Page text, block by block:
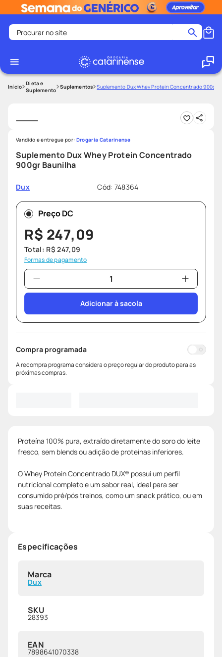
Procurar no site
1
2 º
medley
7º
protetor solar
10
º teste gravidez
Dieta e
Suplemento Suplementos Suplemento Dux Whey Protein Concentrado 900gr
Suplemento Dux Whey Protein Concentrado
900gr Baunilha
Dux Cód: 748364
Vendido e entregue por: Drogaria Catarinense
Preço DC
R$ 247,09
Total: R$ 247,09
Formas de pagamento
Adicionar à sacola
Compra programada
A recompra programa considera o preço regular do produto para as
próximas compras.
Proteína 100% pura, extraído diretamente do soro do leite
fresco, sem blends ou adição de proteínas inferiores.
O Whey Protein Concentrado DUX® possui um perfil
nutricional completo e um sabor real, ideal para ser
consumido pré/pós treinos, como um snack prático, ou em
suas receitas.
Especificações
Marca
Dux
SKU
28393
EAN
7898641070338